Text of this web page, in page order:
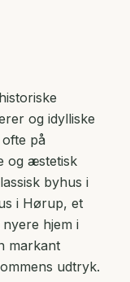
og idylliske
på
og æstetisk
byhus i
i Hørup, et
hjem i
markant
udtryk.